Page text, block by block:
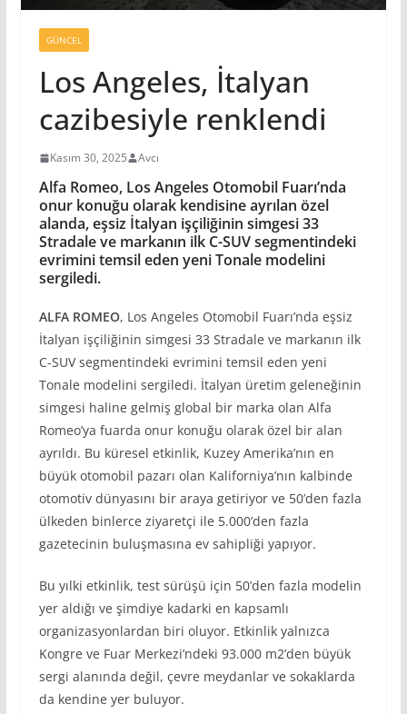
GÜNCEL
Los Angeles, İtalyan
cazibesiyle renklendi
Kasım 30, 2025 Avcı
Alfa Romeo, Los Angeles Otomobil Fuarı’nda
onur konuğu olarak kendisine ayrılan özel
alanda, eşsiz İtalyan işçiliğinin simgesi 33
Stradale ve markanın ilk C-SUV segmentindeki
evrimini temsil eden yeni Tonale modelini
sergiledi.
ALFA ROMEO, Los Angeles Otomobil Fuarı’nda eşsiz
İtalyan işçiliğinin simgesi 33 Stradale ve markanın ilk
C-SUV segmentindeki evrimini temsil eden yeni
Tonale modelini sergiledi. İtalyan üretim geleneğinin
simgesi haline gelmiş global bir marka olan Alfa
Romeo’ya fuarda onur konuğu olarak özel bir alan
ayrıldı. Bu küresel etkinlik, Kuzey Amerika’nın en
büyük otomobil pazarı olan Kaliforniya’nın kalbinde
otomotiv dünyasını bir araya getiriyor ve 50’den fazla
ülkeden binlerce ziyaretçi ile 5.000’den fazla
gazetecinin buluşmasına ev sahipliği yapıyor.
Bu yılki etkinlik, test sürüşü için 50’den fazla modelin
yer aldığı ve şimdiye kadarki en kapsamlı
organizasyonlardan biri oluyor. Etkinlik yalnızca
Kongre ve Fuar Merkezi’ndeki 93.000 m2’den büyük
sergi alanında değil, çevre meydanlar ve sokaklarda
da kendine yer buluyor.